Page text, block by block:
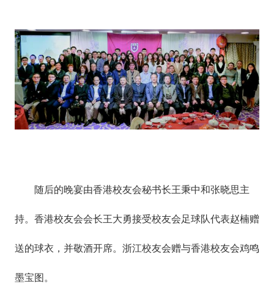
随后的晚宴由香港校友会秘书长王秉中和张晓思主
持。香港校友会会长王大勇接受校友会足球队代表赵楠赠
送的球衣，并敬酒开席。浙江校友会赠与香港校友会鸡鸣
墨宝图。